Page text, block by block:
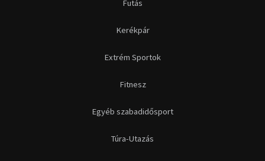
Futás
Kerékpár
Extrém Sportok
Fitnesz
Egyéb szabadidősport
Túra-Utazás